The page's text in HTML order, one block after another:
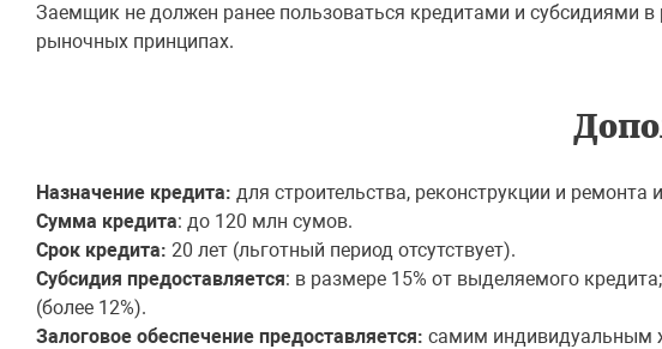
Заемщик не должен ранее пользоваться кредитами и субсидиями
рыночных принципах.
Назначение кредита: для строительства, реконструкции и ремонта
Сумма кредита: до 120 млн сумов.
Срок кредита: 20 лет (льготный период отсутствует).
Субсидия предоставляется: в размере 15% от выделяемого
(более 12%).
Залоговое обеспечение предоставляется: самим индивидуальным